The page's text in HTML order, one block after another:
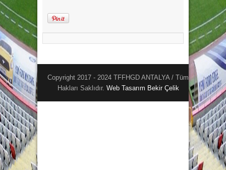
Copyright 2017 - 2024 TFFHGD ANTALYA / Tüm
Hakları Saklıdır. Web Tasarım Bekir Çelik